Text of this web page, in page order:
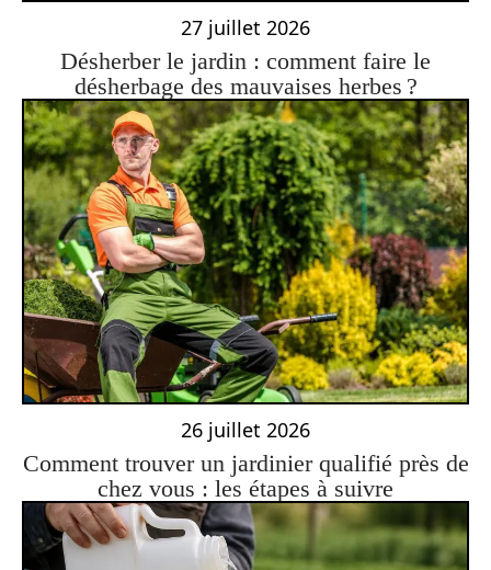
27 juillet 2026
Désherber le jardin : comment faire le
désherbage des mauvaises herbes ?
26 juillet 2026
Comment trouver un jardinier qualifié près de
chez vous : les étapes à suivre